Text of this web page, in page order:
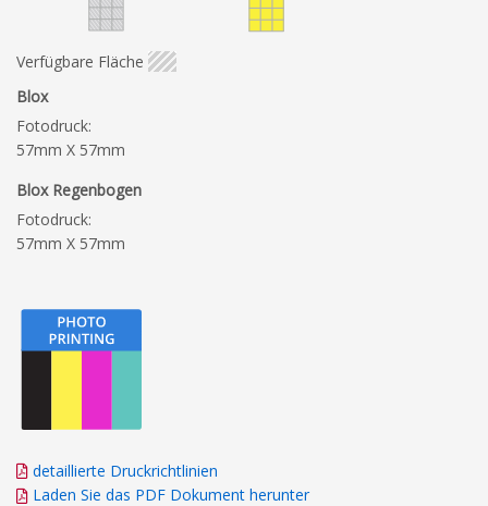
Verfügbare Fläche
Blox
Fotodruck:
57mm X 57mm
Blox Regenbogen
Fotodruck:
57mm X 57mm
detaillierte Druckrichtlinien
Laden Sie das PDF Dokument herunter